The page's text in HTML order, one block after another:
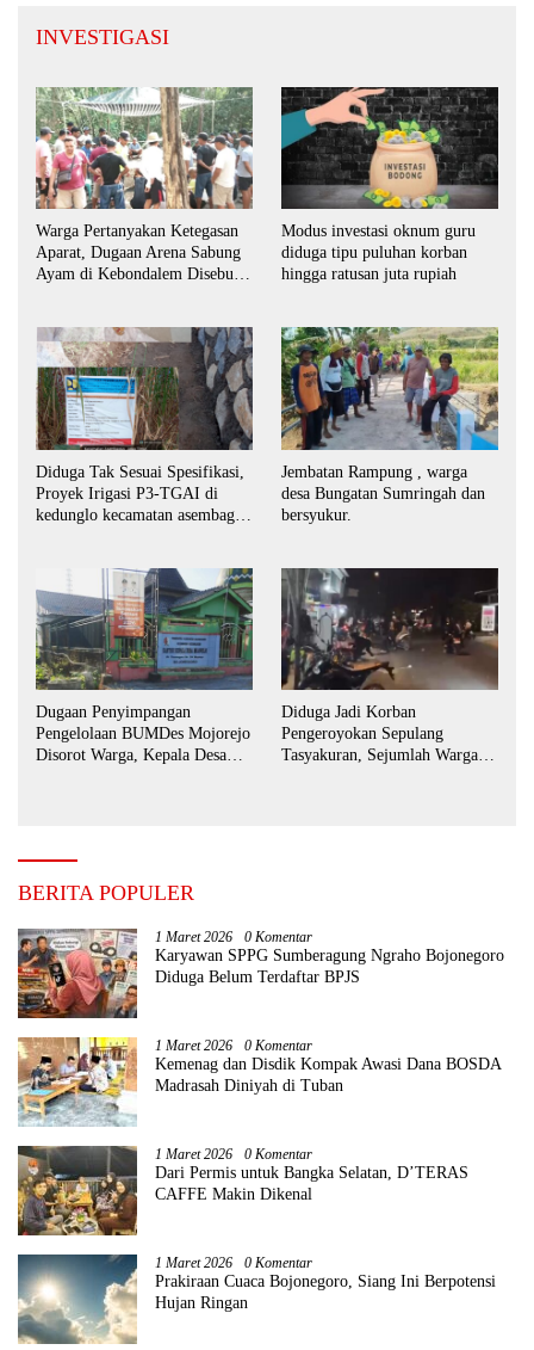
INVESTIGASI
Warga Pertanyakan Ketegasan
Aparat, Dugaan Arena Sabung
Ayam di Kebondalem Disebut
Modus investasi oknum guru
diduga tipu puluhan korban
hingga ratusan juta rupiah
Diduga Tak Sesuai Spesifikasi,
Proyek Irigasi P3-TGAI di
kedunglo kecamatan asembagus
Jembatan Rampung , warga
desa Bungatan Sumringah dan
bersyukur.
Dugaan Penyimpangan
Pengelolaan BUMDes Mojorejo
Disorot Warga, Kepala Desa
Diduga Jadi Korban
Pengeroyokan Sepulang
Tasyakuran, Sejumlah Warga
BERITA POPULER
1 Maret 2026 0 Komentar
Karyawan SPPG Sumberagung Ngraho Bojonegoro
Diduga Belum Terdaftar BPJS
1 Maret 2026 0 Komentar
Kemenag dan Disdik Kompak Awasi Dana BOSDA
Madrasah Diniyah di Tuban
1 Maret 2026 0 Komentar
Dari Permis untuk Bangka Selatan, D’TERAS
CAFFE Makin Dikenal
1 Maret 2026 0 Komentar
Prakiraan Cuaca Bojonegoro, Siang Ini Berpotensi
Hujan Ringan